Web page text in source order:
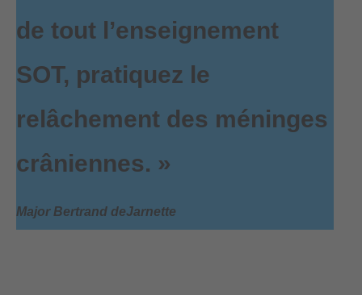
de tout l’enseignement
SOT, pratiquez le
relâchement des méninges
crâniennes. »
Major Bertrand deJarnette